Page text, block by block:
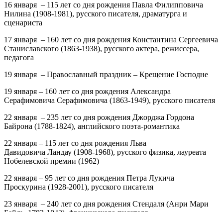
16 января – 115 лет со дня рождения Павла Филипповича
Нилина (1908-1981), русского писателя, драматурга и
сценариста
17 января – 160 лет со дня рождения Константина Сергеевича
Станиславского (1863-1938), русского актера, режиссера,
педагога
19 января – Православный праздник – Крещение Господне
19 января – 160 лет со дня рождения Александра
Серафимовича Серафимовича (1863-1949), русского писателя
22 января – 235 лет со дня рождения Джорджа Гордона
Байрона (1788-1824), английского поэта-романтика
22 января – 115 лет со дня рождения Льва
Давидовича Ландау (1908-1968), русского физика, лауреата
Нобелевской премии (1962)
22 января – 95 лет со дня рождения Петра Лукича
Проскурина (1928-2001), русского писателя
23 января – 240 лет со дня рождения Стендаля (Анри Мари